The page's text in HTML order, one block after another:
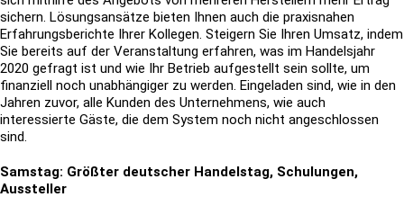
sichern. Lösungsansätze bieten Ihnen auch die praxisnahen
Erfahrungsberichte Ihrer Kollegen. Steigern Sie Ihren Umsatz, indem
Sie bereits auf der Veranstaltung erfahren, was im Handelsjahr
2020 gefragt ist und wie Ihr Betrieb aufgestellt sein sollte, um
finanziell noch unabhängiger zu werden. Eingeladen sind, wie in den
Jahren zuvor, alle Kunden des Unternehmens, wie auch
interessierte Gäste, die dem System noch nicht angeschlossen
sind.
Samstag: Größter deutscher Handelstag, Schulungen,
Aussteller